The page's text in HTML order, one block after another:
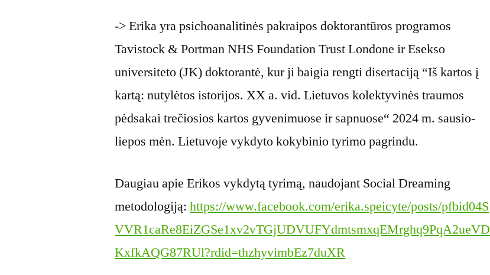
-> Erika yra psichoanalitinės pakraipos doktorantūros programos
Tavistock & Portman NHS Foundation Trust Londone ir Esekso
universiteto (JK) doktorantė, kur ji baigia rengti disertaciją “Iš kartos į
kartą: nutylėtos istorijos. XX a. vid. Lietuvos kolektyvinės traumos
pėdsakai trečiosios kartos gyvenimuose ir sapnuose“ 2024 m. sausio-
liepos mėn. Lietuvoje vykdyto kokybinio tyrimo pagrindu.
Daugiau apie Erikos vykdytą tyrimą, naudojant Social Dreaming
metodologiją:https://www.facebook.com/erika.speicyte/posts/pfbid04S
VVR1caRe8EiZGSe1xv2vTGjUDVUFYdmtsmxqEMrghq9PqA2ueVD
KxfkAQG87RUl?rdid=thzhyvimbEz7duXR